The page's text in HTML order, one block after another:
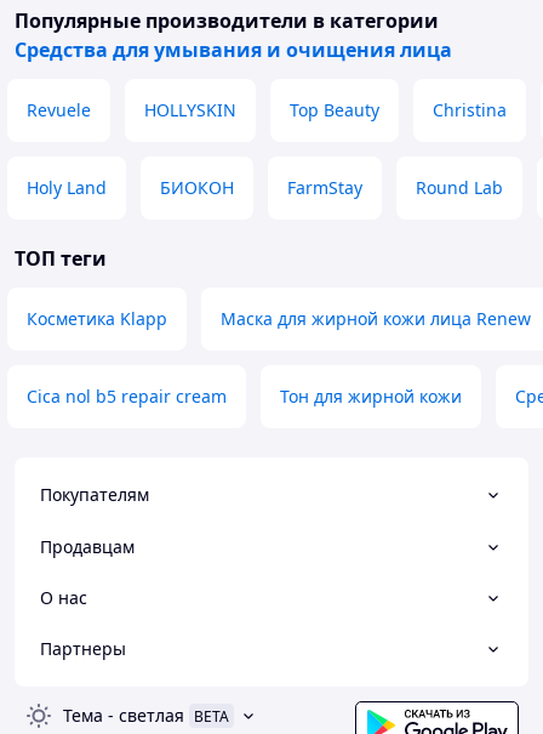
Популярные производители в категории
Средства для умывания и очищения лица
Revuele HOLLYSKIN Top Beauty Christina
Holy Land БИОКОН FarmStay Round Lab
ТОП теги
Косметика Klapp Маска для жирной кожи лица Renew
Cica nol b5 repair cream Тон для жирной кожи
Покупателям
Продавцам
О нас
Партнеры
Тема - светлая BETA